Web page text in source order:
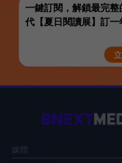
一鍵訂閱，解鎖最完
代【夏日閱讀展】訂
媒體